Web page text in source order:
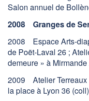
Salon annuel de
2008 Granges de
2008 Espace Arts-
de Poët-Laval 26 ;
demeure » à
2009 Atelier Terreaux
la place à Lyon 36